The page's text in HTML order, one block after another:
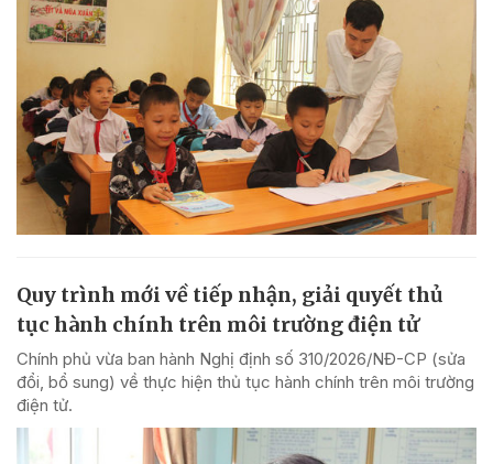
Quy trình mới về tiếp nhận, giải quyết thủ
tục hành chính trên môi trường điện tử
Chính phủ vừa ban hành Nghị định số 310/2026/NĐ-CP (sửa
đổi, bổ sung) về thực hiện thủ tục hành chính trên môi trường
điện tử.